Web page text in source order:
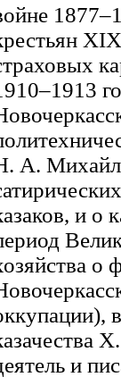
А.
и о
о
и